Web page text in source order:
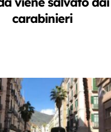
carabinieri